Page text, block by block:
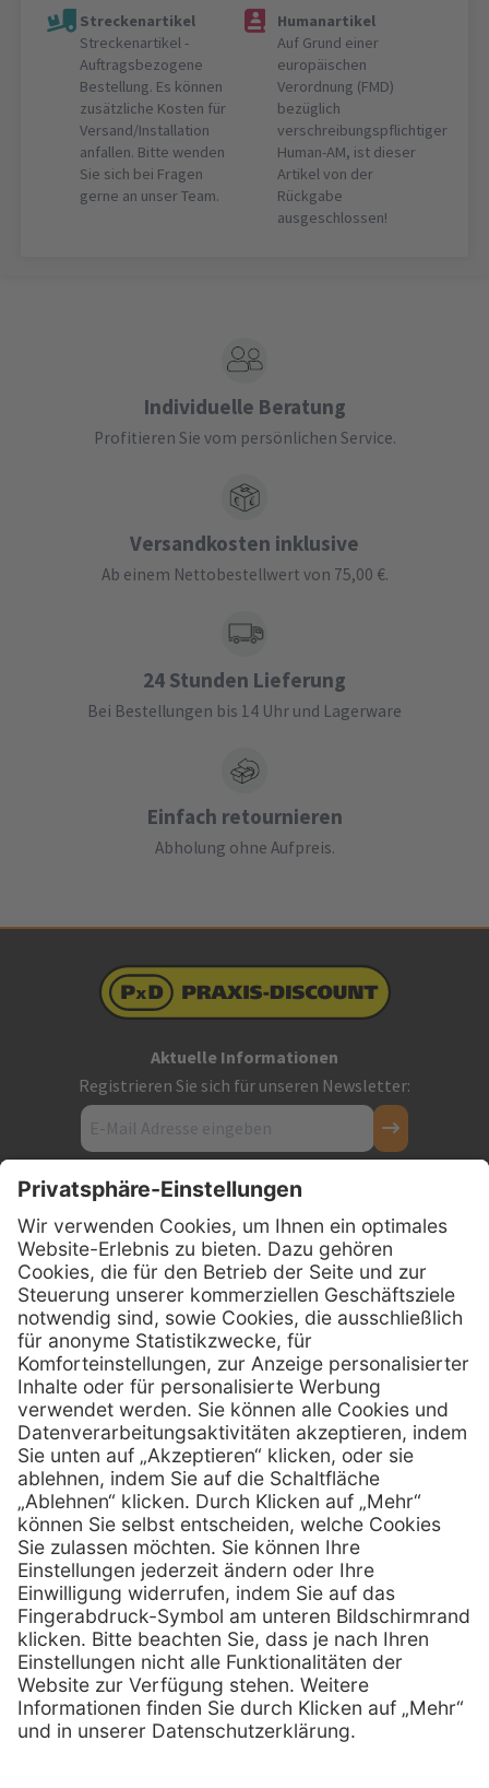
Streckenartikel
Streckenartikel -
Auftragsbezogene
Bestellung. Es können
zusätzliche Kosten für
Versand/Installation
anfallen. Bitte wenden
Sie sich bei Fragen
gerne an unser Team.
Humanartikel
Auf Grund einer
europäischen
Verordnung (FMD)
bezüglich
verschreibungspflichtiger
Human-AM, ist dieser
Artikel von der
Rückgabe
ausgeschlossen!
Individuelle Beratung
Profitieren Sie vom persönlichen Service.
Versandkosten inklusive
Ab einem Nettobestellwert von 75,00 €.
24 Stunden Lieferung
Bei Bestellungen bis 14 Uhr und Lagerware
Einfach retournieren
Abholung ohne Aufpreis.
Aktuelle Informationen
Registrieren Sie sich für unseren Newsletter:
Kontakt
Firmensitz
PxD Praxis-Discount GmbH
Hans-Wunderlich-Straße 7
D-49078 Osnabrück
Telefon: 0800 - 600 66 30
Telefon:0800 - 07 01 96
E-Mail:info @ praxis-discount.de
Services
Serviceversprechen
Sprechstundenbedarf
Retoure anmelden
Hilfe
FAQs
Kontakt
Lob & Kritik
Zertifikat Rechtliches
Impressum
Datenschutz
AGB